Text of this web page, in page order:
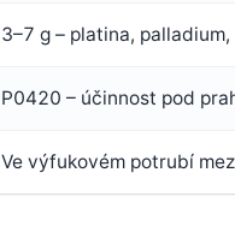
3–7 g – platina,
P0420 – účinnost pod
Ve výfukovém potrubí